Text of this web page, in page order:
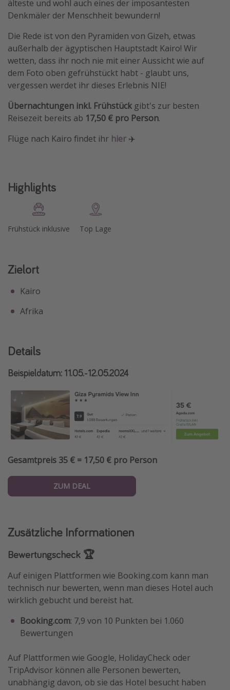
Travel Know How
Silvesterreisen
Last Minute Urlaub Mallorca
Last Minute Urlaub Deutschland
älteste und wohl auch eines der imposantesten
Denkmäler der Menschheit bewundern!
Die Rede ist von den Pyramiden von Gizeh, etwas
außerhalb der ägyptischen Hauptstadt Kairo! Wir
wetten, dass ihr noch nie mit einer Aussicht wie auf
dem Foto oben gefrühstückt habt - glaubt uns,
vergessen werdet ihr dieses Erlebnis NIE!
Übernachtungen inkl. Frühstück gibt's zur besten
Reisezeit bereits ab 17,50 € pro Person.
Flüge nach Kairo findet ihr hier ✈️
Highlights
Frühstück inklusive Top Lage
Zielort
Kairo
Afrika
Details
Beispieldatum: 11.05.-12.05.2024
Gesamtpreis 35 € = 17,50 € pro Person
ZUM DEAL
Zusätzliche Informationen
Bewertungscheck 🏆
Auf einigen Plattformen wie Booking.com kann man
technisch nur bewerten, wenn man dieses Hotel auch
wirklich gebucht und bereist hat.
Booking.com: 7,9 von 10 Punkten bei 1.060
Bewertungen
Auf Plattformen wie Google, HolidayCheck oder
TripAdvisor können alle Personen bewerten,
unabhängig davon, ob sie das Hotel besucht haben